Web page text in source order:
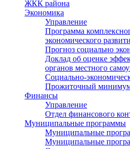
ЖКК района
Экономика
Управление
Программа
экономического
Прогноз социально
Доклад об оценке
органов местного
Социально-
Прожиточный
Финансы
Управление
Отдел финансового
Муниципальные программы
Муниципальные
Муниципальные